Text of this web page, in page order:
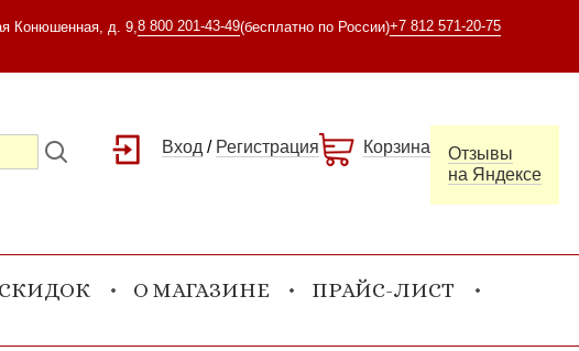
Конюшенная, д. 9, 8 800 201-43-49(бесплатно по России)+7 812 571-20-75
Вход / Регистрация Корзина
Отзывы
на Яндексе
О МАГАЗИНЕ ПРАЙС-ЛИСТ